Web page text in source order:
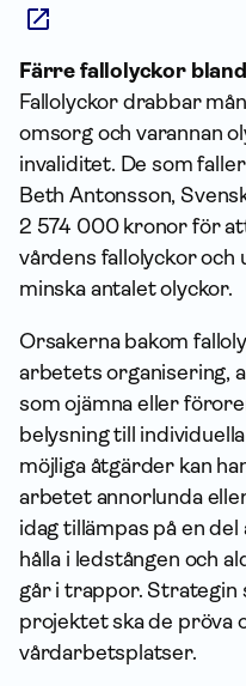
Färre fallolyckor
Fallolyckor drabbar
omsorg och varannan
invaliditet. De som
Beth Antonsson,
2 574 000 kronor för
vårdens fallolyckor
minska antalet olyckor.
Orsakerna bakom
arbetets organisering,
som ojämna eller
belysning till
möjliga åtgärder kan
arbetet annorlunda
idag tillämpas på en
hålla i ledstången och
går i trappor. Strategin
projektet ska de pröva
vårdarbetsplatser.